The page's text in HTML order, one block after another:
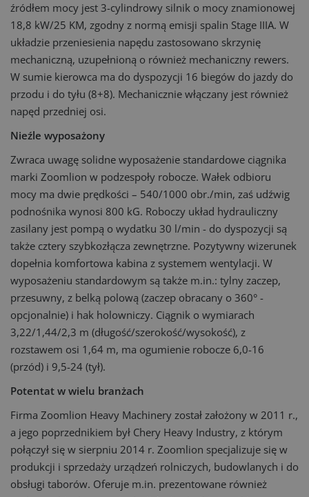
źródłem mocy jest 3-cylindrowy silnik o mocy znamionowej
18,8 kW/25 KM, zgodny z normą emisji spalin Stage IIIA. W
układzie przeniesienia napędu zastosowano skrzynię
mechaniczną, uzupełnioną o również mechaniczny rewers.
W sumie kierowca ma do dyspozycji 16 biegów do jazdy do
przodu i do tyłu (8+8). Mechanicznie włączany jest również
napęd przedniej osi.
Nieźle wyposażony
Zwraca uwagę solidne wyposażenie standardowe ciągnika
marki Zoomlion w podzespoły robocze. Wałek odbioru
mocy ma dwie prędkości – 540/1000 obr./min, zaś udźwig
podnośnika wynosi 800 kG. Roboczy układ hydrauliczny
zasilany jest pompą o wydatku 30 l/min - do dyspozycji są
także cztery szybkozłącza zewnętrzne. Pozytywny wizerunek
dopełnia komfortowa kabina z systemem wentylacji. W
wyposażeniu standardowym są także m.in.: tylny zaczep,
przesuwny, z belką polową (zaczep obracany o 360° -
opcjonalnie) i hak holowniczy. Ciągnik o wymiarach
3,22/1,44/2,3 m (długość/szerokość/wysokość), z
rozstawem osi 1,64 m, ma ogumienie robocze 6,0-16
(przód) i 9,5-24 (tył).
Potentat w wielu branżach
Firma Zoomlion Heavy Machinery został założony w 2011 r.,
a jego poprzednikiem był Chery Heavy Industry, z którym
połączył się w sierpniu 2014 r. Zoomlion specjalizuje się w
produkcji i sprzedaży urządzeń rolniczych, budowlanych i do
obsługi taborów. Oferuje m.in. prezentowane również